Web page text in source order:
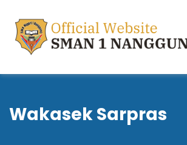
Wakasek Sarpras